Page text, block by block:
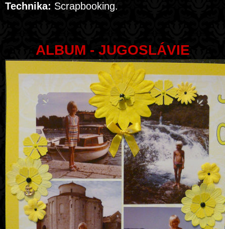
Technika: Scrapbooking.
ALBUM - JUGOSLÁVIE